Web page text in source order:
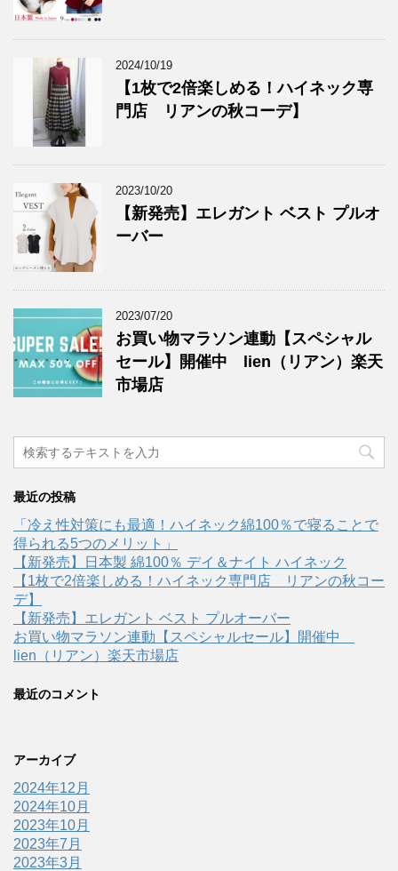
2024/10/19
【1枚で2倍楽しめる！ハイネック専
門店 リアンの秋コーデ】
2023/10/20
【新発売】エレガント ベスト プルオ
ーバー
2023/07/20
お買い物マラソン連動【スペシャル
セール】開催中 lien（リアン）楽天
市場店
最近の投稿
「冷え性対策にも最適！ハイネック綿100％で寝ることで
得られる5つのメリット」
【新発売】日本製 綿100％ デイ＆ナイト ハイネック
【1枚で2倍楽しめる！ハイネック専門店 リアンの秋コー
デ】
【新発売】エレガント ベスト プルオーバー
お買い物マラソン連動【スペシャルセール】開催中
lien（リアン）楽天市場店
最近のコメント
アーカイブ
2024年12月
2024年10月
2023年10月
2023年7月
2023年3月